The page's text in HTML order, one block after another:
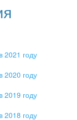
2021 году
2020 году
2019 году
2018 году